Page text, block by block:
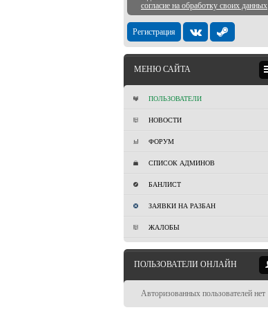
согласие на обработку своих данных
Регистрация
МЕНЮ САЙТА
ПОЛЬЗОВАТЕЛИ
НОВОСТИ
ФОРУМ
СПИСОК АДМИНОВ
БАНЛИСТ
ЗАЯВКИ НА РАЗБАН
ЖАЛОБЫ
ПОЛЬЗОВАТЕЛИ ОНЛАЙН
Авторизованных пользователей нет